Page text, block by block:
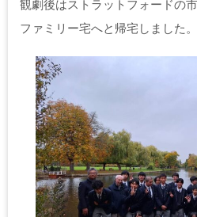
観劇後はストラットフォードの
ファミリー宅へと帰宅しました。